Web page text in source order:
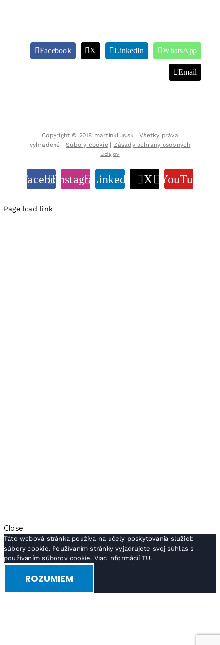
Facebook X LinkedIn WhatsApp
Email
Copyright © 2018 martinklus.sk | Všetky práva
vyhradené |Súbory cookie| Zásady ochrany osobných
údajov
FacebookInstagramLinkedIn X YouTube
Page load link
Close
Táto webová stránka používa na účely poskytovania služieb
súbory cookie. Používaním stránky vyjadrujete svoj súhlas s
používaním súborov cookie. Viac informácií TU.
ROZUMIEM